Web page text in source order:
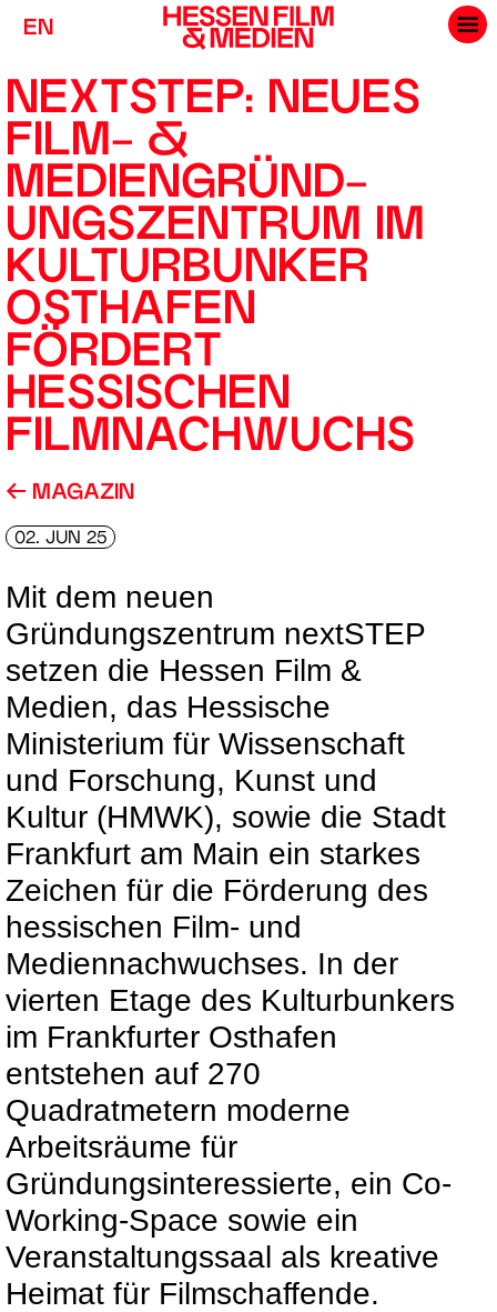
EN
NEXTSTEP: NEUES
FILM- &
MEDIENGRÜND­
UNGSZENTRUM IM
KULTUR­BUNKER
OSTHAFEN
FÖRDERT
HESSISCHEN
FILM­NACHWUCHS
MAGAZIN
02. JUN 25
Mit dem neuen
Gründungszentrum nextSTEP
setzen die Hessen Film &
Medien, das Hessische
Ministerium für Wissenschaft
und Forschung, Kunst und
Kultur (HMWK), sowie die Stadt
Frankfurt am Main ein starkes
Zeichen für die Förderung des
hessischen Film- und
Mediennachwuchses. In der
vierten Etage des Kulturbunkers
im Frankfurter Osthafen
entstehen auf 270
Quadratmetern moderne
Arbeitsräume für
Gründungsinteressierte, ein Co-
Working-Space sowie ein
Veranstaltungssaal als kreative
Heimat für Filmschaffende.